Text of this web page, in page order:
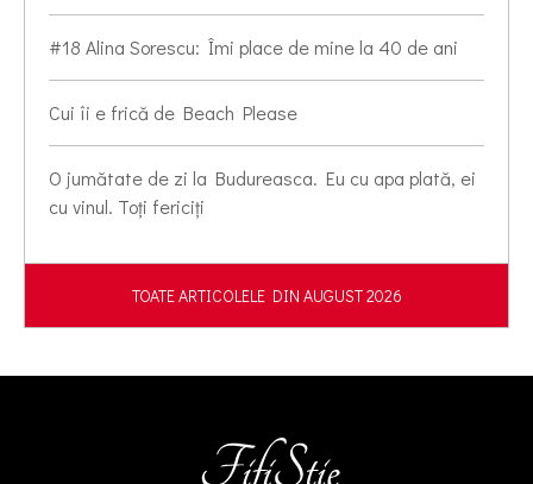
#18 Alina Sorescu: Îmi place de mine la 40 de ani
Cui îi e frică de Beach Please
O jumătate de zi la Budureasca. Eu cu apa plată, ei
cu vinul. Toți fericiți
TOATE ARTICOLELE DIN AUGUST 2026